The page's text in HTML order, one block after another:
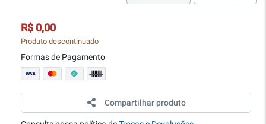
R$ 0,00
Produto descontinuado
Formas de Pagamento
Compartilhar produto